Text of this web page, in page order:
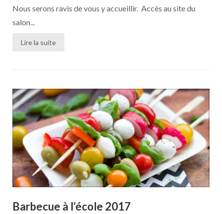
Nous serons ravis de vous y accueillir. Accès au site du
salon...
Lire la suite
Barbecue à l’école 2017